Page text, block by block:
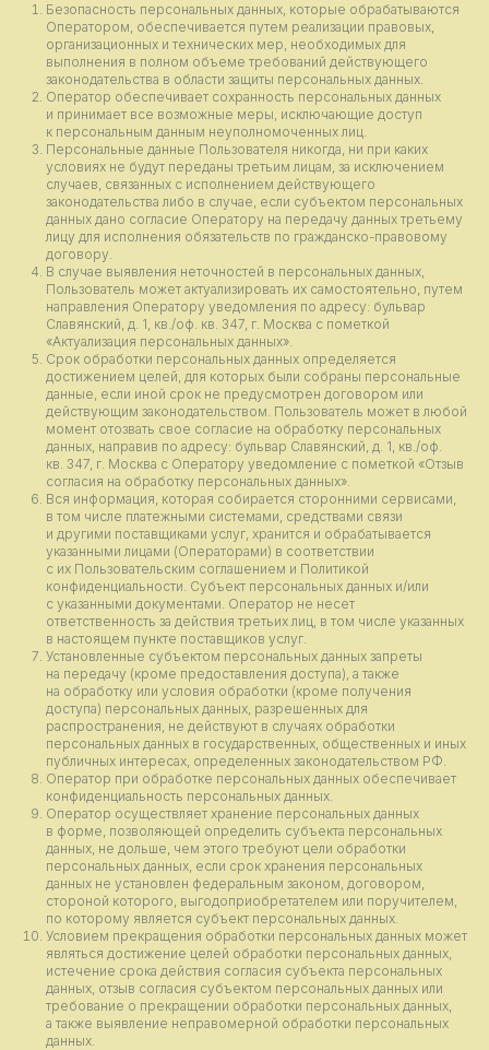
Безопасность персональных данных, которые обрабатываются
Оператором, обеспечивается путем реализации правовых,
организационных и технических мер, необходимых для
выполнения в полном объеме требований действующего
законодательства в области защиты персональных данных.
Оператор обеспечивает сохранность персональных данных
и принимает все возможные меры, исключающие доступ
к персональным данным неуполномоченных лиц.
Персональные данные Пользователя никогда, ни при каких
условиях не будут переданы третьим лицам, за исключением
случаев, связанных с исполнением действующего
законодательства либо в случае, если субъектом персональных
данных дано согласие Оператору на передачу данных третьему
лицу для исполнения обязательств по гражданско-правовому
договору.
В случае выявления неточностей в персональных данных,
Пользователь может актуализировать их самостоятельно, путем
направления Оператору уведомления по адресу: бульвар
Славянский, д. 1, кв./оф. кв. 347, г. Москва с пометкой
«Актуализация персональных данных».
Срок обработки персональных данных определяется
достижением целей, для которых были собраны персональные
данные, если иной срок не предусмотрен договором или
действующим законодательством. Пользователь может в любой
момент отозвать свое согласие на обработку персональных
данных, направив по адресу: бульвар Славянский, д. 1, кв./оф.
кв. 347, г. Москва с Оператору уведомление с пометкой «Отзыв
согласия на обработку персональных данных».
Вся информация, которая собирается сторонними сервисами,
в том числе платежными системами, средствами связи
и другими поставщиками услуг, хранится и обрабатывается
указанными лицами (Операторами) в соответствии
с их Пользовательским соглашением и Политикой
конфиденциальности. Субъект персональных данных и/или
с указанными документами. Оператор не несет
ответственность за действия третьих лиц, в том числе указанных
в настоящем пункте поставщиков услуг.
Установленные субъектом персональных данных запреты
на передачу (кроме предоставления доступа), а также
на обработку или условия обработки (кроме получения
доступа) персональных данных, разрешенных для
распространения, не действуют в случаях обработки
персональных данных в государственных, общественных и иных
публичных интересах, определенных законодательством РФ.
Оператор при обработке персональных данных обеспечивает
конфиденциальность персональных данных.
Оператор осуществляет хранение персональных данных
в форме, позволяющей определить субъекта персональных
данных, не дольше, чем этого требуют цели обработки
персональных данных, если срок хранения персональных
данных не установлен федеральным законом, договором,
стороной которого, выгодоприобретателем или поручителем,
по которому является субъект персональных данных.
Условием прекращения обработки персональных данных может
являться достижение целей обработки персональных данных,
истечение срока действия согласия субъекта персональных
данных, отзыв согласия субъектом персональных данных или
требование о прекращении обработки персональных данных,
а также выявление неправомерной обработки персональных
данных.